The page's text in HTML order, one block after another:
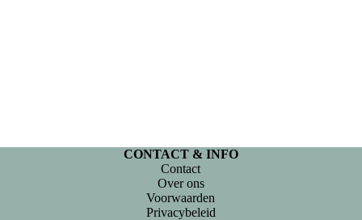
CONTACT & INFO
Contact
Over ons
Voorwaarden
Privacybeleid